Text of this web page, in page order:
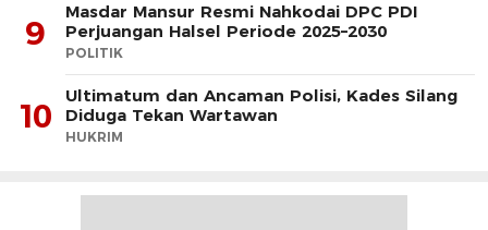
9
Masdar Mansur Resmi Nahkodai DPC PDI
Perjuangan Halsel Periode 2025–2030
POLITIK
10
Ultimatum dan Ancaman Polisi, Kades Silang
Diduga Tekan Wartawan
HUKRIM